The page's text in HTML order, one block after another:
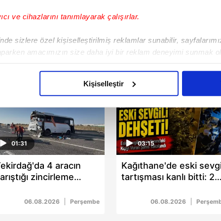
ve cihazlarını tanımlayarak çalışırlar.
sizlere özel kişiselleştirilmiş reklamlar sunabilir,
amacımızın size daha iyi bir reklam deneyimi sunmak
için İnternet Sitemizde kendimize ve üçüncü kişilere ait
verileriniz işlenmekte olup gerekli olan çerezler bilgi toplumu
çerezler, sitemizin daha işlevsel kılınması ve
yer alan panel vasıtasıyla belirleyebilirsiniz. Çerezlere
Kişiselleştir
01:31
4 aracın
zincirleme
06.08.2026 Perşembe
03:15
Kağıthane'de eski
tartışması kanlı bitti: 2
06.08.2026